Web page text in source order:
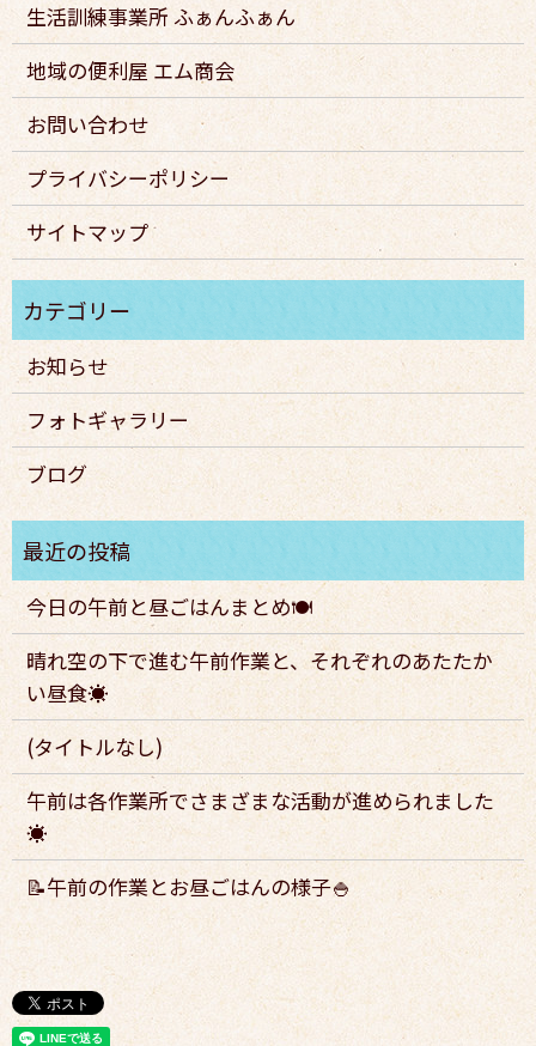
生活訓練事業所 ふぁんふぁん
地域の便利屋 エム商会
お問い合わせ
プライバシーポリシー
サイトマップ
お知らせ
フォトギャラリー
ブログ
今日の午前と昼ごはんまとめ🍽️
晴れ空の下で進む午前作業と、それぞれのあたたか
い昼食☀️
(タイトルなし)
午前は各作業所でさまざまな活動が進められました
☀️
📝午前の作業とお昼ごはんの様子🍚